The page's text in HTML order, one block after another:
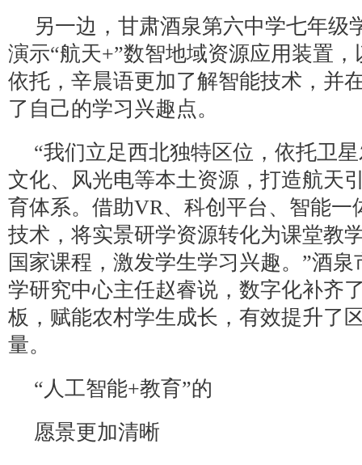
另一边，甘肃酒泉第六中学七年级
演示“航天+”数智地域资源应用装置
依托，辛晨语更加了解智能技术，并
了自己的学习兴趣点。
“我们立足西北独特区位，依托卫
文化、风光电等本土资源，打造航天
育体系。借助VR、科创平台、智能一
技术，将实景研学资源转化为课堂教
国家课程，激发学生学习兴趣。”酒
学研究中心主任赵睿说，数字化补齐
板，赋能农村学生成长，有效提升了
量。
“人工智能+教育”的
愿景更加清晰